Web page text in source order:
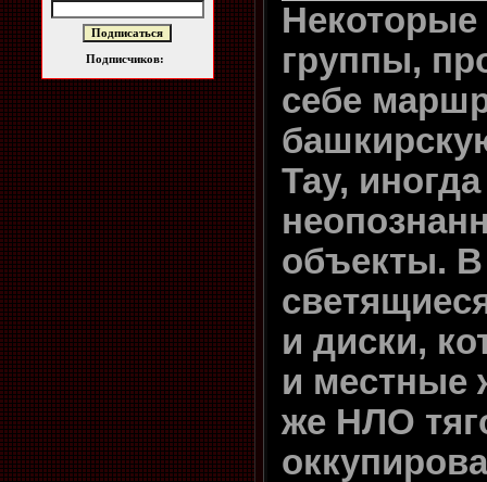
Подписчиков:
Некоторые
группы,
себе
Тау,
объекты.
и диски,
и местные
же НЛО